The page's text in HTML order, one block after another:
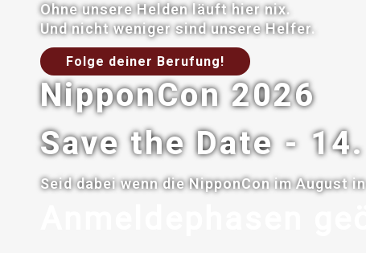
Ohne unsere Helden läuft hier nix.
Und nicht weniger sind unsere Helfer.
Folge deiner Berufung!
NipponCon 2026
Save the Date -
Seid dabei wenn die NipponCon im August